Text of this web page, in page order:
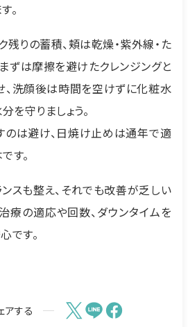
。
りの蓄積、頬は乾燥・紫外線・た
ずは摩擦を避けたクレンジングと
洗顔後は時間を空けずに化粧水
を守りましょう。
は避け、日焼け止めは通年で適
す。
スも整え、それでも改善が乏しい
の適応や回数、ダウンタイムを
です。
アする